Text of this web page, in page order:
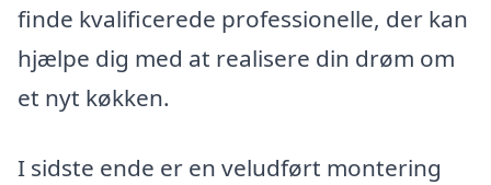
finde kvalificerede professionelle, der kan
hjælpe dig med at realisere din drøm om
et nyt køkken.
I sidste ende er en veludført montering